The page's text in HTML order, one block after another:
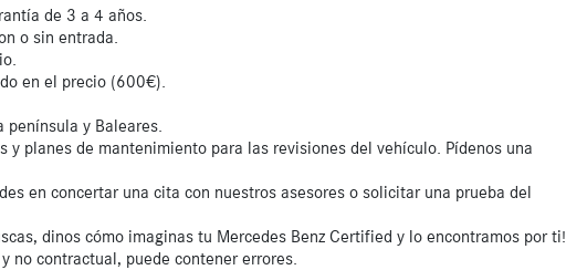
de 3 a 4 años.
o sin entrada.
en el precio (600€).
península y Baleares.
y planes de mantenimiento para las revisiones del vehículo. Pídenos una
en concertar una cita con nuestros asesores o solicitar una prueba del
dinos cómo imaginas tu Mercedes Benz Certified y lo encontramos por ti!
no contractual, puede contener errores.